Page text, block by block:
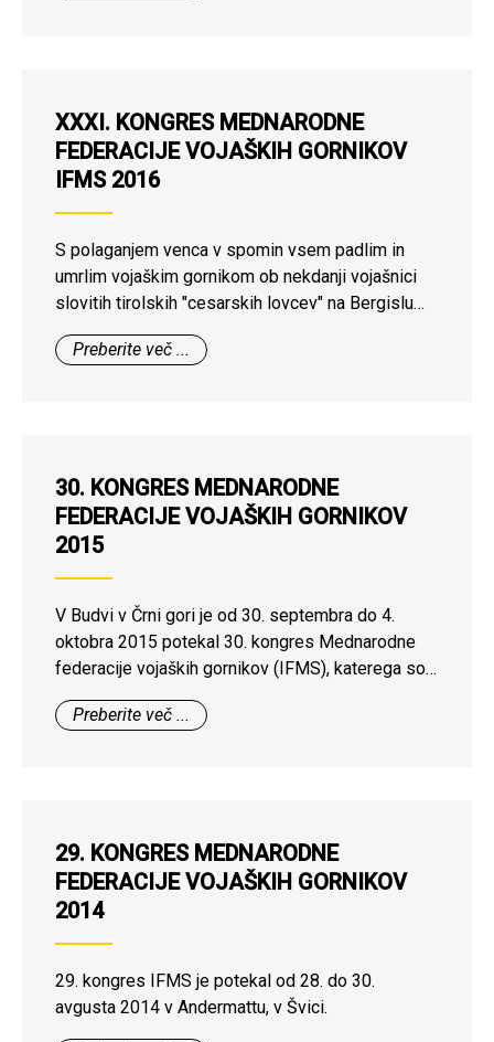
XXXI. KONGRES MEDNARODNE
FEDERACIJE VOJAŠKIH GORNIKOV
IFMS 2016
S polaganjem venca v spomin vsem padlim in
umrlim vojaškim gornikom ob nekdanji vojašnici
slovitih tirolskih "cesarskih lovcev" na Bergislu
nad Innsbruckom, se je v soboto 10. septembra
2017 končal XXXI. kongres IFMS. Udeležilo se ga
Združenje vojaških gornikov Slovenije sta na
kongresu zastopala predsednik Fedja Vraničar in
prvi predsednik združenja Janez Kavar.
Preberite več ...
30. KONGRES MEDNARODNE
FEDERACIJE VOJAŠKIH GORNIKOV
2015
V Budvi v Črni gori je od 30. septembra do 4.
oktobra 2015 potekal 30. kongres Mednarodne
federacije vojaških gornikov (IFMS), katerega so
se udeležili predstavniki vseh 10 polnopravnih
članic federacije.
Preberite več ...
29. KONGRES MEDNARODNE
FEDERACIJE VOJAŠKIH GORNIKOV
2014
29. kongres IFMS je potekal od 28. do 30.
avgusta 2014 v Andermattu, v Švici.